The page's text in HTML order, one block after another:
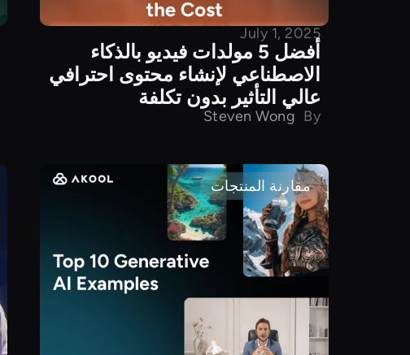
July 1, 2025
أفضل 5 مولدات فيديو بالذكاء
الاصطناعي لإنشاء محتوى احترافي
عالي التأثير بدون تكلفة
By
Steven Wong
مقارنة المنتجات